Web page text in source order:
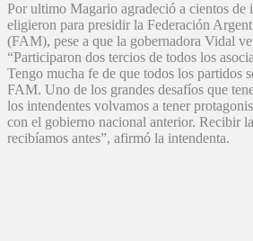
Por ultimo Magario agradeció a cientos de
eligieron para presidir la Federación
(FAM), pese a que la gobernadora Vidal
“Participaron dos tercios de todos los
Tengo mucha fe de que todos los partidos
FAM. Uno de los grandes desafíos que
los intendentes volvamos a tener
con el gobierno nacional anterior. Recibir
recibíamos antes”, afirmó la intendenta.